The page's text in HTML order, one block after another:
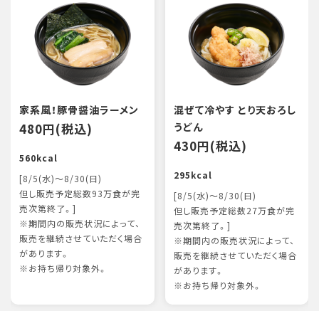
家系風！豚骨醤油ラーメン
480円(税込)
560kcal
[8/5(水)～8/30(日)
但し販売予定総数93万食が完
売次第終了。]
※期間内の販売状況によって、
販売を継続させていただく場合
があります。
※お持ち帰り対象外。
混ぜて冷やす とり天おろし
うどん
430円(税込)
295kcal
[8/5(水)～8/30(日)
但し販売予定総数27万食が完
売次第終了。]
※期間内の販売状況によって、
販売を継続させていただく場合
があります。
※お持ち帰り対象外。